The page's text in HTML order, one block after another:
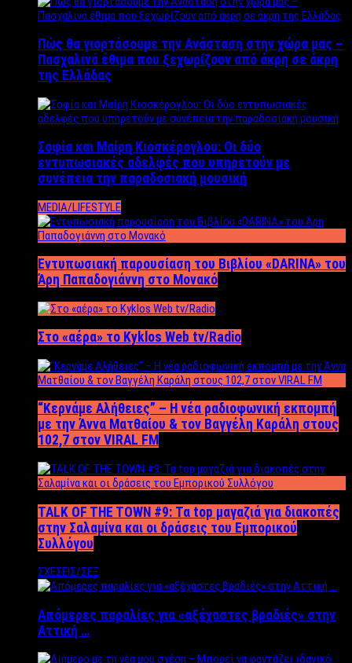
Πώς θα γιορτάσουμε την Ανάσταση στην χώρα μας –
Πασχαλινά έθιμα που ξεχωρίζουν από άκρη σε άκρη
της Ελλάδας
Σοφία και Μαίρη Κιοσκέρογλου: Οι δύο
εντυπωσιακές αδελφές που υπηρετούν με
συνέπεια την παραδοσιακή μουσική
MEDIA/LIFESTYLE
Εντυπωσιακή παρουσίαση του Βιβλίου «DARINA» του
Άρη Παπαδογιάννη στο Μονακό
Στο «αέρα» το Kyklos Web tv/Radio
“Kερνάμε Αλήθειες” – Η νέα ραδιοφωνική εκπομπή
με την Άννα Ματθαίου & τον Βαγγέλη Καράλη στους
102,7 στον VIRAL FM
TALK OF THE TOWN #9: Τα top μαγαζιά για διακοπές
στην Σαλαμίνα και οι δράσεις του Εμπορικού
Συλλόγου
ΣΧΕΣΕΙΣ/ΣΕΞ
Απόμερες παραλίες για «αξέχαστες βραδιές» στην
Αττική …